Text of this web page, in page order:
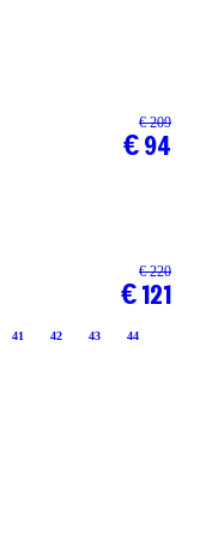
€ 209
€ 94
41 42 43 44
€ 220
€ 121